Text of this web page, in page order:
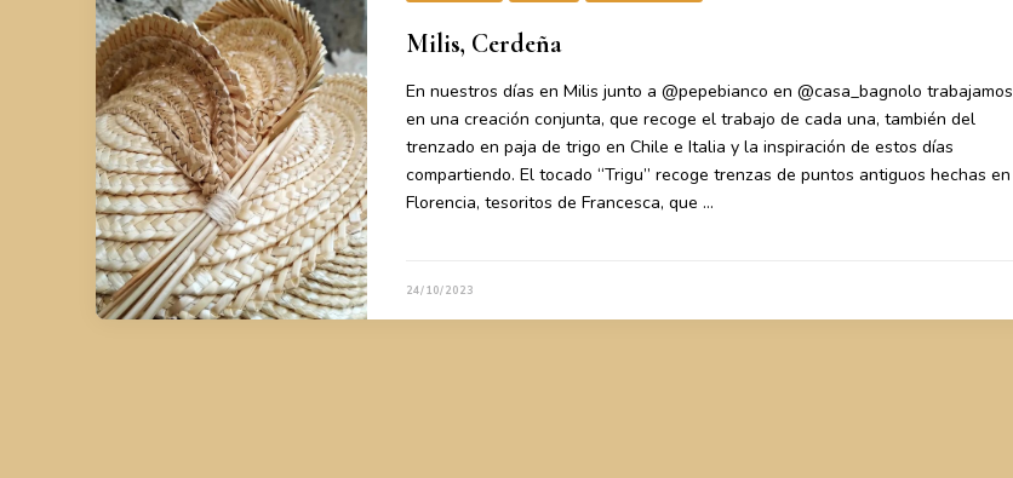
Milis, Cerdeña
En nuestros días en Milis junto a @pepebianco en @casa_bagnolo trabajamos
en una creación conjunta, que recoge el trabajo de cada una, también del
trenzado en paja de trigo en Chile e Italia y la inspiración de estos días
compartiendo. El tocado “Trigu” recoge trenzas de puntos antiguos hechas en
Florencia, tesoritos de Francesca, que …
24/10/2023